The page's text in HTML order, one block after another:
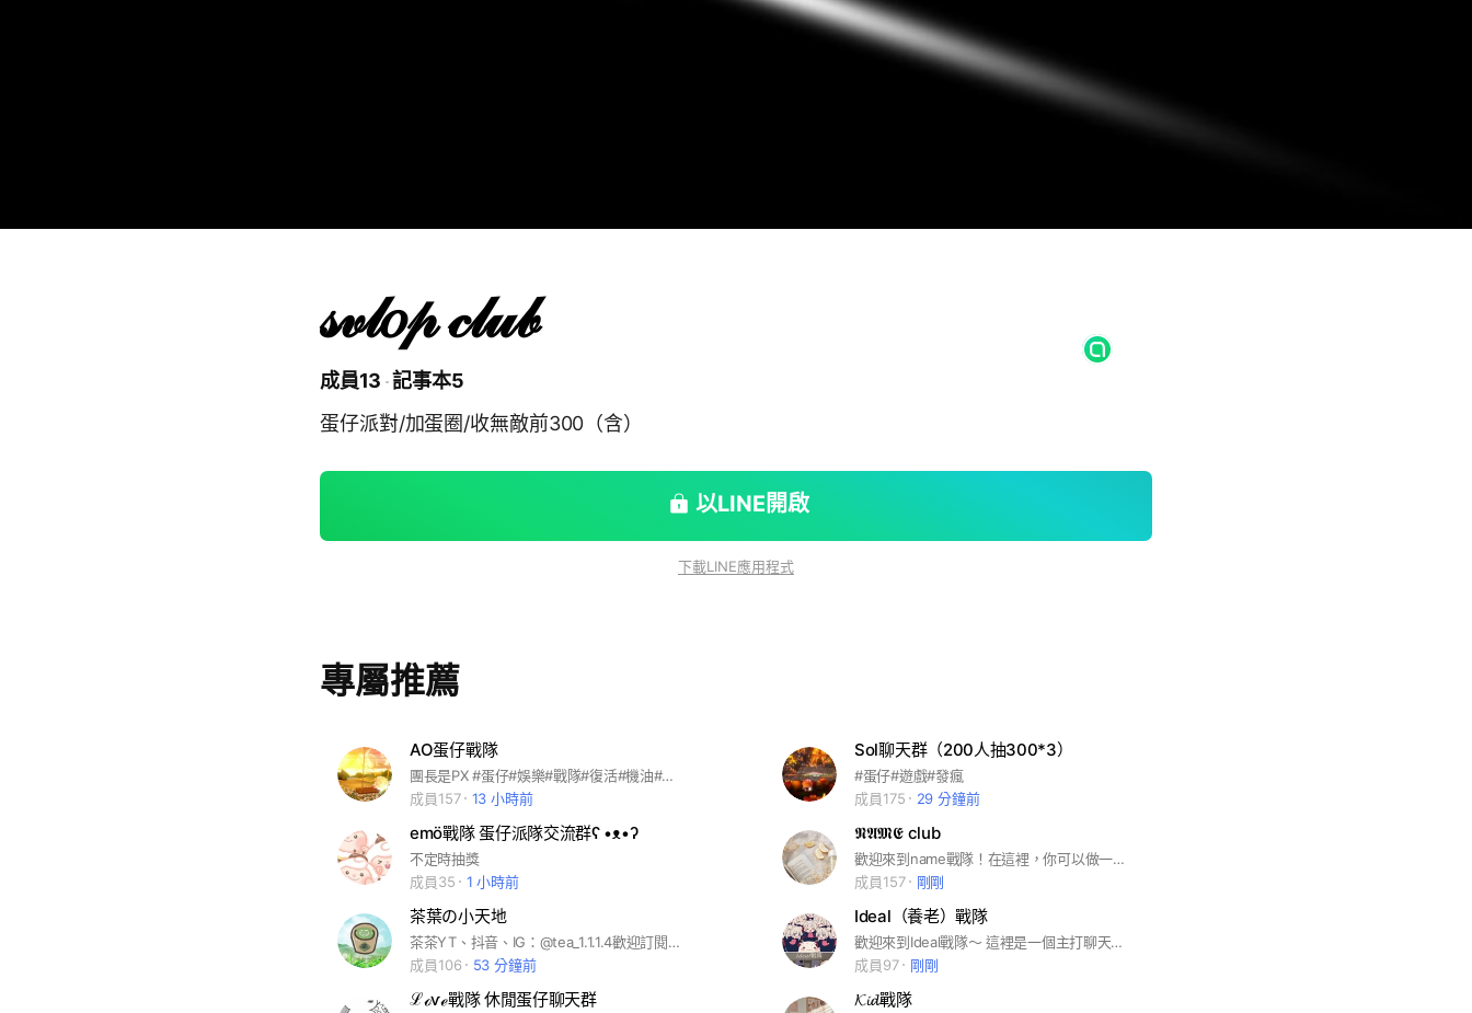
𝓈𝓋𝓁𝑜𝓅 𝒸𝓁𝓊𝒷
成員13 記事本5
蛋仔派對/加蛋圈/收無敵前300（含）
以LINE開啟
下載LINE應用程式
專屬推薦
AO蛋仔戰隊
團長是PX #蛋仔#娛樂#戰隊#復活#機油#抽獎
成員157
13 小時前
Sol聊天群（200人抽300*3）
#蛋仔#遊戲#發瘋
成員175
29 分鐘前
emö戰隊 蛋仔派隊交流群ʕ •ᴥ•ʔ
不定時抽獎
成員35
1 小時前
𝕹𝕬𝕸𝕰 club
歡迎來到name戰隊！在這裡，你可以做一個真正的自己，不用在意別人眼光！在這裡 你只要記得：「玫瑰不用長高，戀者自會低頭」
成員157
剛剛
茶葉の小天地
茶茶YT、抖音、IG：@tea_1.1.1.4歡迎訂閱追蹤💗
成員106
53 分鐘前
Ideal（養老）戰隊
歡迎來到Ideal戰隊～ 這裡是一個主打聊天的戰隊(｡･ω･｡) 可以一起玩蛋仔、聊其他遊戲、寫功課、聊人生大事……o(^▽^)o 目前算是養老戰隊(◐‿◑) 不過只要有傳消息都會有人回噠 ╮(￣▽￣"")╭ 「正因為沒有翅膀，所以才會去找在天空中翱翔的方法。」 希望這裡能成為你獨一無二的翅膀 ฅ^•ﻌ•^ฅ Ideal戰隊 誠摯的歡迎你！
成員97
剛剛
ℒℴѵℯ戰隊 休閒蛋仔聊天群 𝓚𝓲𝓭戰隊